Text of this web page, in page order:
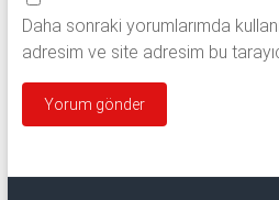
Daha sonraki yorumlarımda
adresim ve site adresim bu